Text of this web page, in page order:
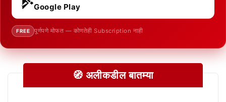
Google Play
FREE पूर्णपणे मोफत — कोणतेही Subscription नाही
🧭 अलीकडील बातम्या